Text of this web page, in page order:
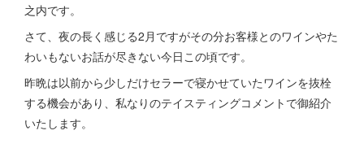
之内です。
さて、夜の長く感じる2月ですがその分お客様とのワインやた
わいもないお話が尽きない今日この頃です。
昨晩は以前から少しだけセラーで寝かせていたワインを抜栓
する機会があり、私なりのテイスティングコメントで御紹介
いたします。